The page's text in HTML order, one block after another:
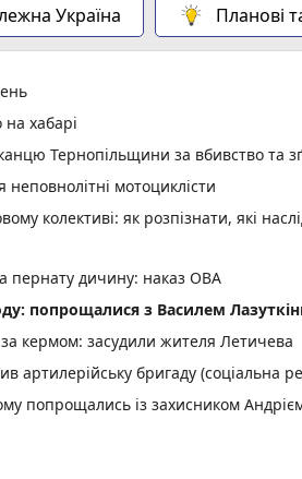
Україна Планові
хабарі
Тернопільщини за вбивство та
мотоциклісти
колективі: як розпізнати, які
пернату дичину: наказ ОВА
попрощалися з Василем
кермом: засудили жителя Летичева
артилерійську бригаду (соціальна
попрощались із захисником
та коледжів Хмельниччини